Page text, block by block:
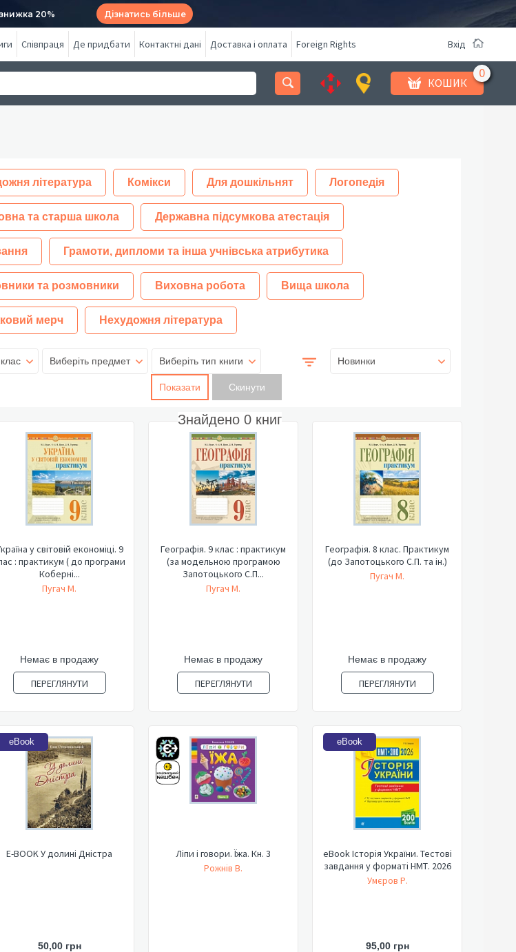
20% Дізнатись більше
Співпраця Де придбати Контактні дані Доставка і оплата Foreign Rights Вхід
КОШИК
література Комікси Для дошкільнят Логопедія
та старша школа Державна підсумкова атестація
Грамоти, дипломи та інша учнівська атрибутика
та розмовники Виховна робота Вища школа
мерч Нехудожня література
Виберіть предмет Виберіть тип книги
Показати
Знайдено 0 книг
Новинки
у світовій економіці. 9
: практикум ( до програми
Коберні...
Пугач М.
Немає в продажу
ПЕРЕГЛЯНУТИ
Географія. 9 клас : практикум
(за модельною програмою
Запотоцького С.П...
Пугач М.
Немає в продажу
ПЕРЕГЛЯНУТИ
Географія. 8 клас. Практикум
(до Запотоцького С.П. та ін.)
Пугач М.
Немає в продажу
ПЕРЕГЛЯНУТИ
eBook
E-BOOK У долині Дністра
50,00 грн
Ліпи і говори. Їжа. Кн. 3
Рожнів В.
eBook
eBook Історія України. Тестові
завдання у форматі НМТ. 2026
Умєров Р.
95,00 грн